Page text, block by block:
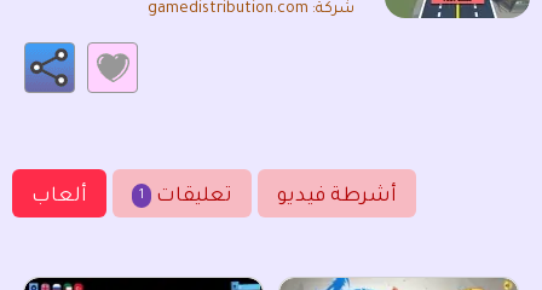
شركة: gamedistribution.com
ألعاب 1 تعليقات أشرطة فيديو